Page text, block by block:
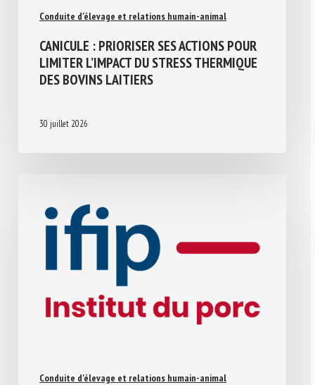
Conduite d'élevage et relations humain-animal
CANICULE : PRIORISER SES ACTIONS POUR
LIMITER L’IMPACT DU STRESS THERMIQUE
DES BOVINS LAITIERS
30 juillet 2026
Conduite d'élevage et relations humain-animal